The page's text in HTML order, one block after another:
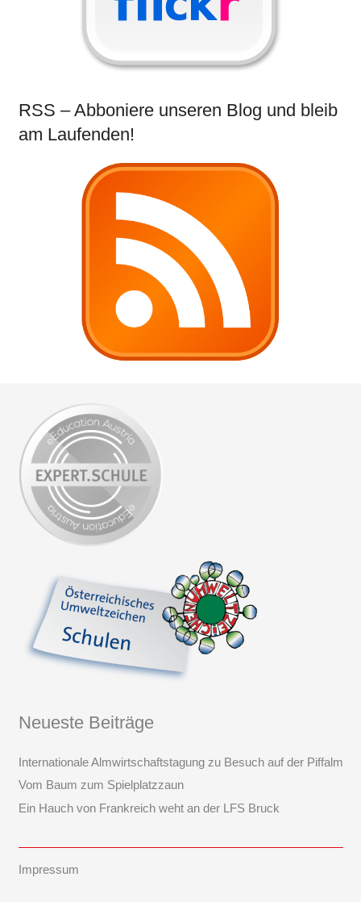
RSS – Abboniere unseren Blog und bleib
am Laufenden!
Neueste Beiträge
Internationale Almwirtschaftstagung zu Besuch auf der Piffalm
Vom Baum zum Spielplatzzaun
Ein Hauch von Frankreich weht an der LFS Bruck
Impressum